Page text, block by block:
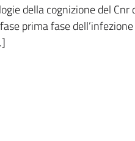
della cognizione del
prima fase